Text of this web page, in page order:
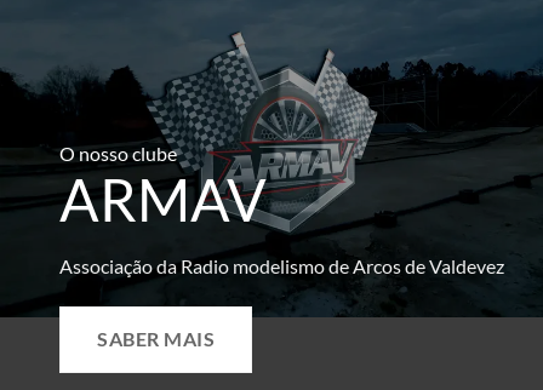
O nosso clube
ARMAV
Associação da Radio modelismo de Arcos de Valdevez
SABER MAIS